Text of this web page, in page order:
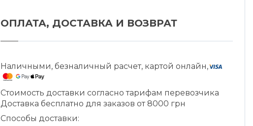
ОПЛАТА, ДОСТАВКА И ВОЗВРАТ
Наличными, безналичный расчет, картой онлайн,
Стоимость доставки согласно тарифам перевозчика
Доставка бесплатно для заказов от 8000 грн
Способы доставки: